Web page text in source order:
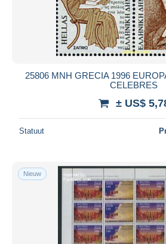
Bankoverschrijving
Visa
Mastercard
Bancontact
Woonplaats van de verkoper
Toepassen
25806 MNH GRECIA 1996
CELEBRES
± US$
Statuut
Nieuw